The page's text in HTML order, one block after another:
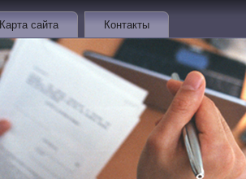
Карта сайта Контакты